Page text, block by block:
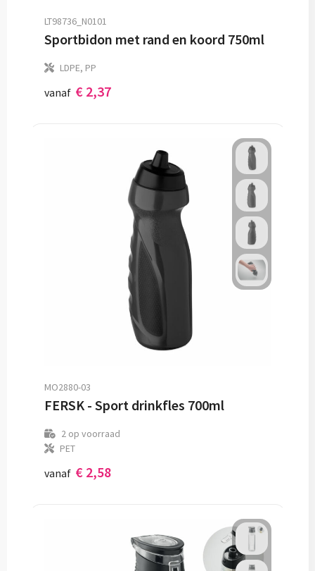
LT98736_N0101
Sportbidon met rand en koord 750ml
LDPE, PP
vanaf € 2,37
MO2880-03
FERSK - Sport drinkfles 700ml
2op voorraad
PET
vanaf € 2,58